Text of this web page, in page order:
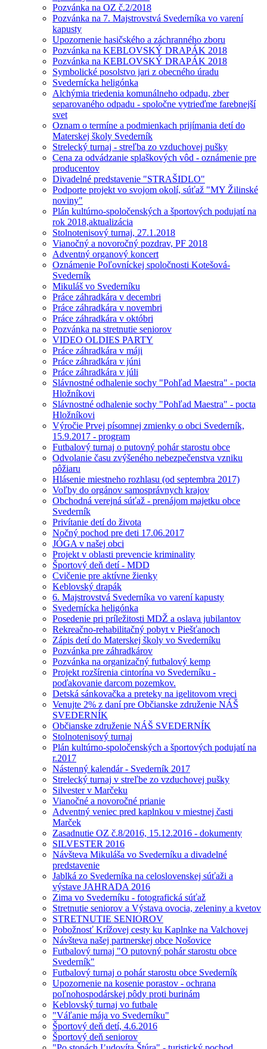
Pozvánka na OZ č.2/2018
Pozvánka na 7. Majstrovstvá Svederníka vo varení
kapusty
Upozornenie hasičského a záchranného zboru
Pozvánka na KEBLOVSKÝ DRAPÁK 2018
Pozvánka na KEBLOVSKÝ DRAPÁK 2018
Symbolické posolstvo jari z obecného úradu
Svedernícka heligónka
Alchýmia triedenia komunálneho odpadu, zber
separovaného odpadu - spoločne vytrieďme farebnejší
svet
Oznam o termíne a podmienkach prijímania detí do
Materskej školy Svederník
Strelecký turnaj - streľba zo vzduchovej pušky
Cena za odvádzanie splaškových vôd - oznámenie pre
producentov
Divadelné predstavenie "STRAŠIDLO"
Podporte projekt vo svojom okolí, súťaž "MY Žilinské
noviny"
Plán kultúrno-spoločenských a športových podujatí na
rok 2018,aktualizácia
Stolnotenisový turnaj, 27.1.2018
Vianočný a novoročný pozdrav, PF 2018
Adventný organový koncert
Oznámenie Poľovníckej spoločnosti Kotešová-
Svederník
Mikuláš vo Svederníku
Práce záhradkára v decembri
Práce záhradkára v novembri
Práce záhradkára v októbri
Pozvánka na stretnutie seniorov
VIDEO OLDIES PARTY
Práce záhradkára v máji
Práce záhradkára v júni
Práce záhradkára v júli
Slávnostné odhalenie sochy "Pohľad Maestra" - pocta
Hložníkovi
Slávnostné odhalenie sochy "Pohľad Maestra" - pocta
Hložníkovi
Výročie Prvej písomnej zmienky o obci Svederník,
15.9.2017 - program
Futbalový turnaj o putovný pohár starostu obce
Odvolanie času zvýšeného nebezpečenstva vzniku
pôžiaru
Hlásenie miestneho rozhlasu (od septembra 2017)
Voľby do orgánov samosprávnych krajov
Obchodná verejná súťaž - prenájom majetku obce
Svederník
Privítanie detí do života
Nočný pochod pre deti 17.06.2017
JÓGA v našej obci
Projekt v oblasti prevencie kriminality
Športový deň detí - MDD
Cvičenie pre aktívne žienky
Keblovský drapák
6. Majstrovstvá Svederníka vo varení kapusty
Svedernícka heligónka
Posedenie pri príležitosti MDŽ a oslava jubilantov
Rekreačno-rehabilitačný pobyt v Piešťanoch
Zápis detí do Materskej školy vo Svederníku
Pozvánka pre záhradkárov
Pozvánka na organizačný futbalový kemp
Projekt rozšírenia cintorína vo Svederníku -
poďakovanie darcom pozemkov.
Detská sánkovačka a preteky na igelitovom vreci
Venujte 2% z daní pre Občianske združenie NÁŠ
SVEDERNÍK
Občianske združenie NÁŠ SVEDERNÍK
Stolnotenisový turnaj
Plán kultúrno-spoločenských a športových podujatí na
r.2017
Nástenný kalendár - Svederník 2017
Strelecký turnaj v streľbe zo vzduchovej pušky
Silvester v Marčeku
Vianočné a novoročné prianie
Adventný veniec pred kaplnkou v miestnej časti
Marček
Zasadnutie OZ č.8/2016, 15.12.2016 - dokumenty
SILVESTER 2016
Návšteva Mikuláša vo Svederníku a divadelné
predstavenie
Jablká zo Svederníka na celoslovenskej súťaži a
výstave JAHRADA 2016
Zima vo Svederníku - fotografická súťaž
Stretnutie seniorov a Výstava ovocia, zeleniny a kvetov
STRETNUTIE SENIOROV
Pobožnosť Krížovej cesty ku Kaplnke na Valchovej
Návšteva našej partnerskej obce Nošovice
Futbalový turnaj "O putovný pohár starostu obce
Svederník"
Futbalový turnaj o pohár starostu obce Svederník
Upozornenie na kosenie porastov - ochrana
poľnohospodárskej pôdy proti burinám
Keblovský turnaj vo futbale
"Váľanie mája vo Svederníku"
Športový deň detí, 4.6.2016
Športový deň seniorov